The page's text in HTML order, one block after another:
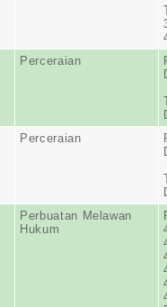
Perceraian
Perceraian
Perbuatan Melawan
Hukum